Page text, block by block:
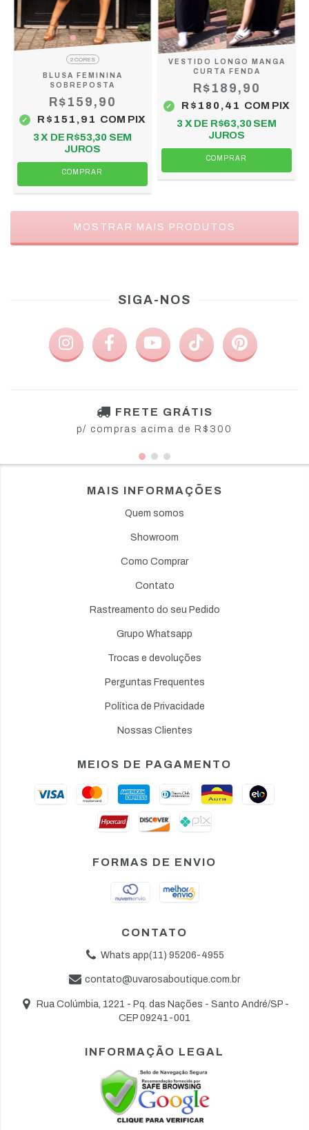
2 CORES
BLUSA FEMININA
SOBREPOSTA
R$159,90
R$151,91 COM PIX
3 X DE R$53,30 SEM
JUROS
COMPRAR
VESTIDO LONGO MANGA
CURTA FENDA
R$189,90
R$180,41 COM PIX
3 X DE R$63,30 SEM
JUROS
COMPRAR
MOSTRAR MAIS PRODUTOS
SIGA-NOS
FRETE GRÁTIS
p/ compras acima de R$300
MAIS INFORMAÇÕES
Quem somos
Showroom
Como Comprar
Contato
Rastreamento do seu Pedido
Grupo Whatsapp
Trocas e devoluções
Perguntas Frequentes
Política de Privacidade
Nossas Clientes
MEIOS DE PAGAMENTO
FORMAS DE ENVIO
CONTATO
Whats app(11) 95206-4955
contato@uvarosaboutique.com.br
Rua Colúmbia, 1221 - Pq. das Nações - Santo André/SP -
CEP 09241-001
INFORMAÇÃO LEGAL